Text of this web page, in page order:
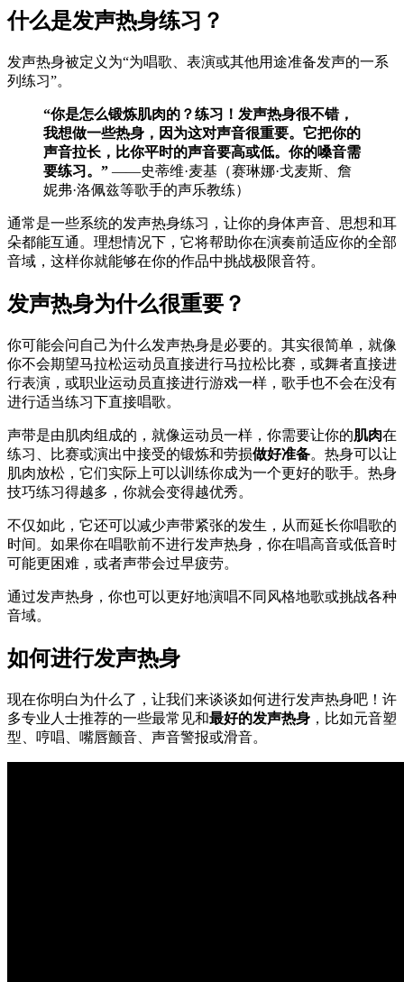
什么是发声热身练习？
发声热身被定义为“为唱歌、表演或其他用途准备发声的一系
列练习”。
“你是怎么锻炼肌肉的？练习！发声热身很不错，
我想做一些热身，因为这对声音很重要。它把你的
声音拉长，比你平时的声音要高或低。你的嗓音需
要练习。” ——史蒂维·麦基（赛琳娜·戈麦斯、詹
妮弗·洛佩兹等歌手的声乐教练）
通常是一些系统的发声热身练习，让你的身体声音、思想和耳
朵都能互通。理想情况下，它将帮助你在演奏前适应你的全部
音域，这样你就能够在你的作品中挑战极限音符。
发声热身为什么很重要？
你可能会问自己为什么发声热身是必要的。其实很简单，就像
你不会期望马拉松运动员直接进行马拉松比赛，或舞者直接进
行表演，或职业运动员直接进行游戏一样，歌手也不会在没有
进行适当练习下直接唱歌。
声带是由肌肉组成的，就像运动员一样，你需要让你的肌肉在
练习、比赛或演出中接受的锻炼和劳损做好准备。热身可以让
肌肉放松，它们实际上可以训练你成为一个更好的歌手。热身
技巧练习得越多，你就会变得越优秀。
不仅如此，它还可以减少声带紧张的发生，从而延长你唱歌的
时间。如果你在唱歌前不进行发声热身，你在唱高音或低音时
可能更困难，或者声带会过早疲劳。
通过发声热身，你也可以更好地演唱不同风格地歌或挑战各种
音域。
如何进行发声热身
现在你明白为什么了，让我们来谈谈如何进行发声热身吧！许
多专业人士推荐的一些最常见和最好的发声热身 ，比如元音塑
型、哼唱、嘴唇颤音、声音警报或滑音。